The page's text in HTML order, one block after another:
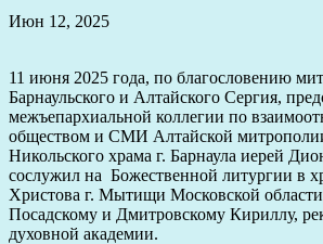
Июн 12, 2025
11 июня 2025 года, по благословению
Барнаульского и Алтайского Сергия,
межъепархиальной коллегии по
обществом и СМИ Алтайской
Никольского храма г. Барнаула иерей
сослужил на Божественной литургии в
Христова г. Мытищи Московской
Посадскому и Дмитровскому Кириллу,
духовной академии.